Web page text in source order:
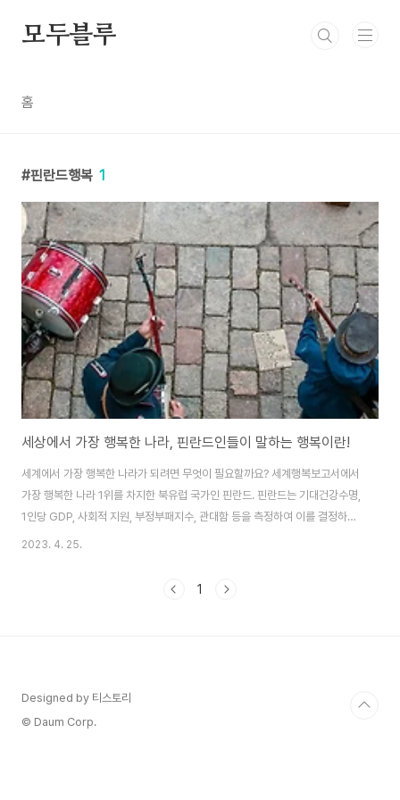
모두블루
홈
핀란드행복 1
세상에서 가장 행복한 나라, 핀란드인들이 말하는 행복이란!
세계에서 가장 행복한 나라가 되려면 무엇이 필요할까요? 세계행복보고서에서
가장 행복한 나라 1위를 차지한 북유럽 국가인 핀란드. 핀란드는 기대건강수명,
1인당 GDP, 사회적 지원, 부정부패지수, 관대함 등을 측정하여 이를 결정하는
연례 세계 행복 보고서에서 6년 연속 1위의 영예를 얻었다고 합니다. 미국은 행
났습니다. 2012년부터 매년 발간된 보고서에서 우리나라는 대체적으로 약
2023. 4. 25.
1
Designed by 티스토리
© Daum Corp.